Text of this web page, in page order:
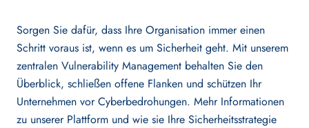
Sorgen Sie dafür, dass Ihre Organisation immer einen
Schritt voraus ist, wenn es um Sicherheit geht. Mit unserem
zentralen Vulnerability Management behalten Sie den
Überblick, schließen offene Flanken und schützen Ihr
Unternehmen vor Cyberbedrohungen. Mehr Informationen
zu unserer Plattform und wie sie Ihre Sicherheitsstrategie